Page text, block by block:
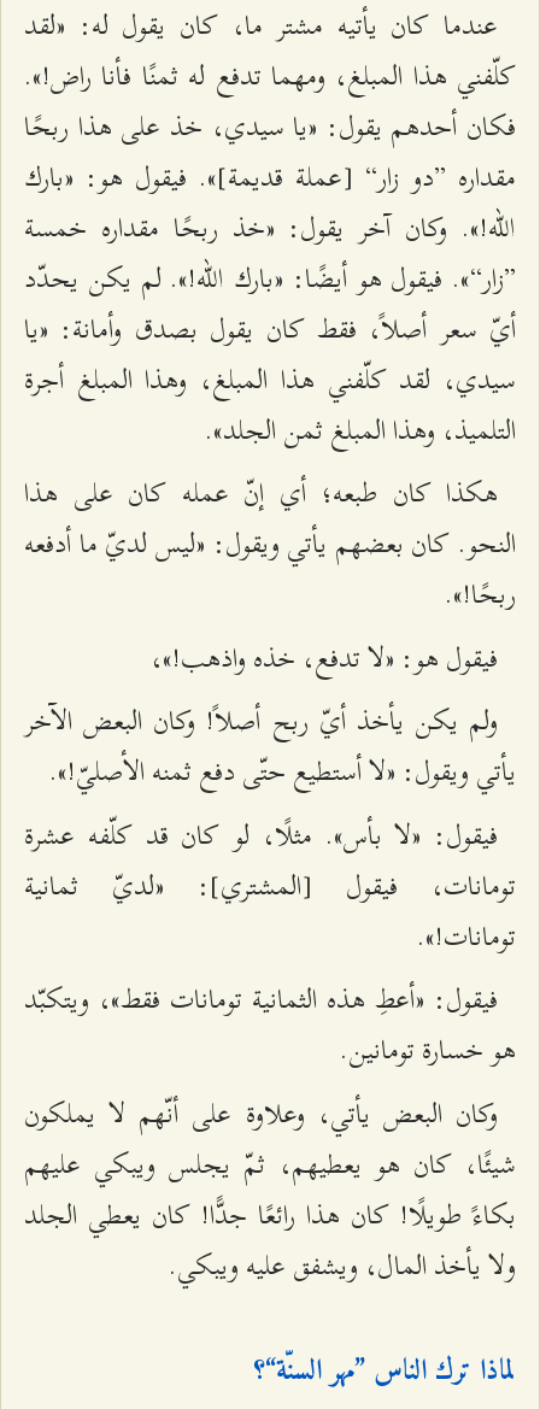
عندما كان يأتيه مشتر ما، كان يقول له: «لقد
كلّفني هذا المبلغ، ومهما تدفع له ثمنًا فأنا راض!».
فكان أحدهم يقول: «يا سيدي، خذ على هذا ربحًا
مقداره ”دو زار“ [عملة قديمة]». فيقول هو: «بارك
الله!». وكان آخر يقول: «خذ ربحًا مقداره خمسة
”زار“». فيقول هو أيضًا: «بارك الله!». لم يكن يحدّد
أيّ سعر أصلاً، فقط كان يقول بصدق وأمانة: «يا
سيدي، لقد كلّفني هذا المبلغ، وهذا المبلغ أجرة
التلميذ، وهذا المبلغ ثمن الجلد».
هكذا كان طبعه؛ أي إنّ عمله كان على هذا
النحو. كان بعضهم يأتي ويقول: «ليس لديّ ما أدفعه
ربحًا!».
فيقول هو: «لا تدفع، خذه واذهب!»،
ولم يكن يأخذ أيّ ربح أصلاً! وكان البعض الآخر
يأتي ويقول: «لا أستطيع حتّى دفع ثمنه الأصليّ!».
فيقول: «لا بأس». مثلًا، لو كان قد كلّفه عشرة
تومانات، فيقول [المشتري]: «لديّ ثمانية
تومانات!».
فيقول: «أعطِ هذه الثمانية تومانات فقط»، ويتكبّد
هو خسارة تومانين.
وكان البعض يأتي، وعلاوة على أنّهم لا يملكون
شيئًا، كان هو يعطيهم، ثمّ يجلس ويبكي عليهم
بكاءً طويلًا! كان هذا رائعًا جدًّا! كان يعطي الجلد
ولا يأخذ المال، ويشفق عليه ويبكي.
لماذا ترك الناس ”مهر السنّة“؟